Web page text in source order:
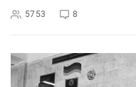
5753 8